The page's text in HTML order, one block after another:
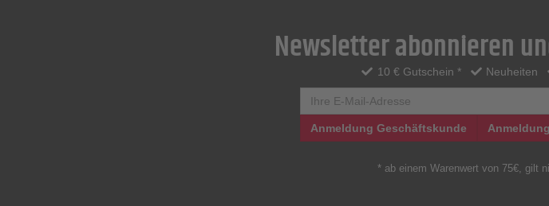
Newsletter abonnieren
10 € Gutschein * Neuheiten
Anmeldung Geschäftskunde
* ab einem Warenwert von 75€, gilt